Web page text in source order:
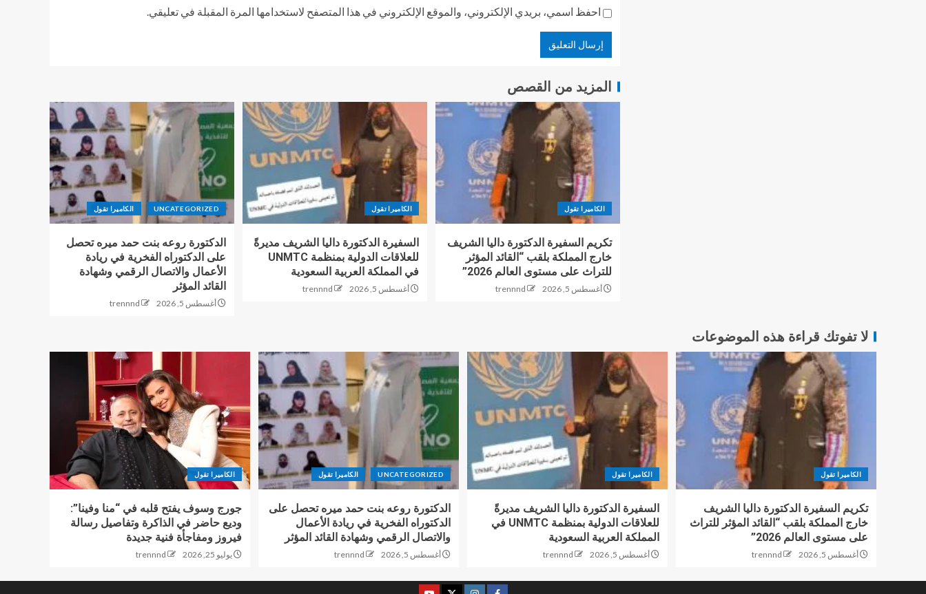
احفظ اسمي، بريدي الإلكتروني، والموقع الإلكتروني في هذا المتصفح لاستخدامها المرة المقبلة في تعليقي.
المزيد من القصص
الكاميرا تقول
تكريم السفيرة الدكتورة داليا الشريف
خارج المملكة بلقب “القائد المؤثر
للتراث على مستوى العالم 2026”
أغسطس 5, 2026 trennnd
الكاميرا تقول
السفيرة الدكتورة داليا الشريف مديرةً
للعلاقات الدولية بمنظمة UNMTC
في المملكة العربية السعودية
أغسطس 5, 2026 trennnd
UNCATEGORIZED الكاميرا تقول
الدكتورة روعه بنت حمد ميره تحصل
على الدكتوراه الفخرية في ريادة
الأعمال والاتصال الرقمي وشهادة
القائد المؤثر
أغسطس 5, 2026 trennnd
لا تفوتك قراءة هذه الموضوعات
الكاميرا تقول
تكريم السفيرة الدكتورة داليا الشريف
خارج المملكة بلقب “القائد المؤثر للتراث
على مستوى العالم 2026”
أغسطس 5, 2026 trennnd
الكاميرا تقول
السفيرة الدكتورة داليا الشريف مديرةً
للعلاقات الدولية بمنظمة UNMTC في
المملكة العربية السعودية
أغسطس 5, 2026 trennnd
UNCATEGORIZED الكاميرا تقول
الدكتورة روعه بنت حمد ميره تحصل على
الدكتوراه الفخرية في ريادة الأعمال
والاتصال الرقمي وشهادة القائد المؤثر
أغسطس 5, 2026 trennnd
الكاميرا تقول
جورج وسوف يفتح قلبه في “منا وفينا”:
وديع حاضر في الذاكرة وتفاصيل رسالة
فيروز ومفاجأة فنية جديدة
يوليو 25, 2026 trennnd